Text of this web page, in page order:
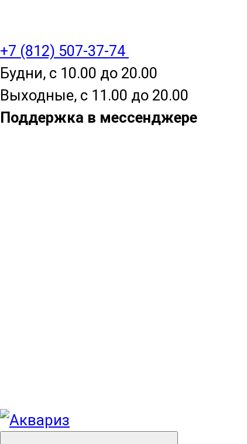
+7 (812) 507-37-74
Будни, с 10.00 до 20.00
Выходные, с 11.00 до 20.00
Поддержка в мессенджере